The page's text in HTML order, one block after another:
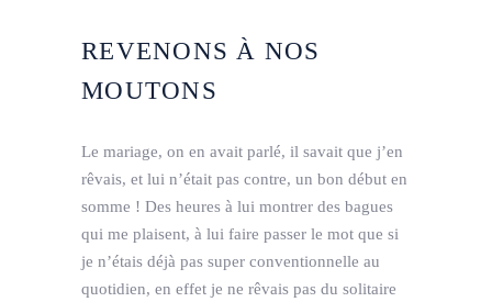
REVENONS À NOS
MOUTONS
Le mariage, on en avait parlé, il savait que j’en
rêvais, et lui n’était pas contre, un bon début en
somme ! Des heures à lui montrer des bagues
qui me plaisent, à lui faire passer le mot que si
je n’étais déjà pas super conventionnelle au
quotidien, en effet je ne rêvais pas du solitaire